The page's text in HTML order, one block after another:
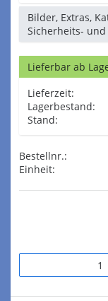
Bilder, Extras,
Sicherheits-
Lieferbar ab
Lieferzeit:
Lagerbestand:
Stand:
Bestellnr.:
Einheit: